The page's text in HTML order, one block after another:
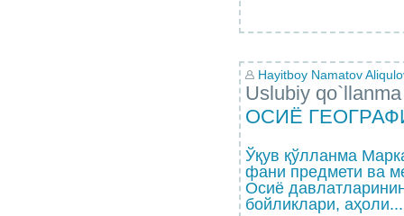
Hayitboy Namatov
Uslubiy qo`llanma
ОСИЁ
Ўқув қўлланма
фани предмети ва
Осиё
бойликлари, аҳоли...